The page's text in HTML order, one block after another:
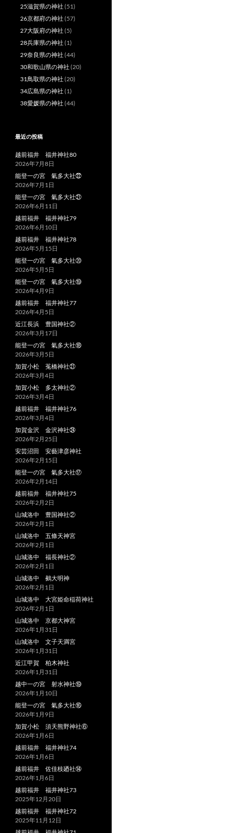
25滋賀県の神社 (51)
26京都府の神社 (57)
27大阪府の神社 (5)
28兵庫県の神社 (1)
29奈良県の神社 (44)
30和歌山県の神社 (20)
31鳥取県の神社 (20)
34広島県の神社 (1)
38愛媛県の神社 (44)
最近の投稿
越前福井 福井神社80
2026年7月8日
能登一の宮 氣多大社㉒
2026年7月1日
能登一の宮 氣多大社㉑
2026年6月11日
越前福井 福井神社79
2026年6月10日
越前福井 福井神社78
2026年5月15日
能登一の宮 氣多大社⑳
2026年5月5日
能登一の宮 氣多大社⑲
2026年4月9日
越前福井 福井神社77
2026年4月5日
近江長浜 豊国神社②
2026年3月17日
能登一の宮 氣多大社⑱
2026年3月5日
加賀小松 菟橋神社㉑
2026年3月4日
加賀小松 多太神社②
2026年3月4日
越前福井 福井神社76
2026年3月4日
加賀金沢 金沢神社㉔
2026年2月25日
安芸沼田 安藝津彦神社
2026年2月15日
能登一の宮 氣多大社⑰
2026年2月14日
越前福井 福井神社75
2026年2月2日
山城洛中 豊国神社②
2026年2月1日
山城洛中 五條天神宮
2026年2月1日
山城洛中 福長神社②
2026年2月1日
山城洛中 鵺大明神
2026年2月1日
山城洛中 大宮姫命稲荷神社
2026年2月1日
山城洛中 京都大神宮
2026年1月31日
山城洛中 文子天満宮
2026年1月31日
近江甲賀 柏木神社
2026年1月31日
越中一の宮 射水神社⑲
2026年1月10日
能登一の宮 氣多大社⑯
2026年1月9日
加賀小松 須天熊野神社⑥
2026年1月6日
越前福井 福井神社74
2026年1月6日
越前福井 佐佳枝廼社⑭
2026年1月6日
越前福井 福井神社73
2025年12月20日
越前福井 福井神社72
2025年11月12日